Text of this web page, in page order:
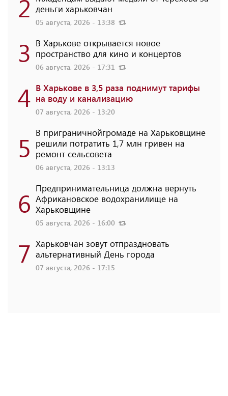
2 деньги харьковчан
05 августа, 2026 - 13:38
3 В Харькове открывается новое
пространство для кино и концертов
06 августа, 2026 - 17:31
4 В Харькове в 3,5 раза поднимут тарифы
на воду и канализацию
07 августа, 2026 - 13:20
5 В приграничнойгромаде на Харьковщине
решили потратить 1,7 млн ​​гривен на
ремонт сельсовета
06 августа, 2026 - 13:13
6 Предпринимательница должна вернуть
Африкановское водохранилище на
Харьковщине
05 августа, 2026 - 16:00
7 Харьковчан зовут отпраздновать
альтернативный День города
07 августа, 2026 - 17:15